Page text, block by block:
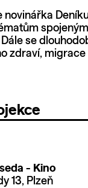
novinářka
se
zdraví, migrace
- Kino
13, Plzeň